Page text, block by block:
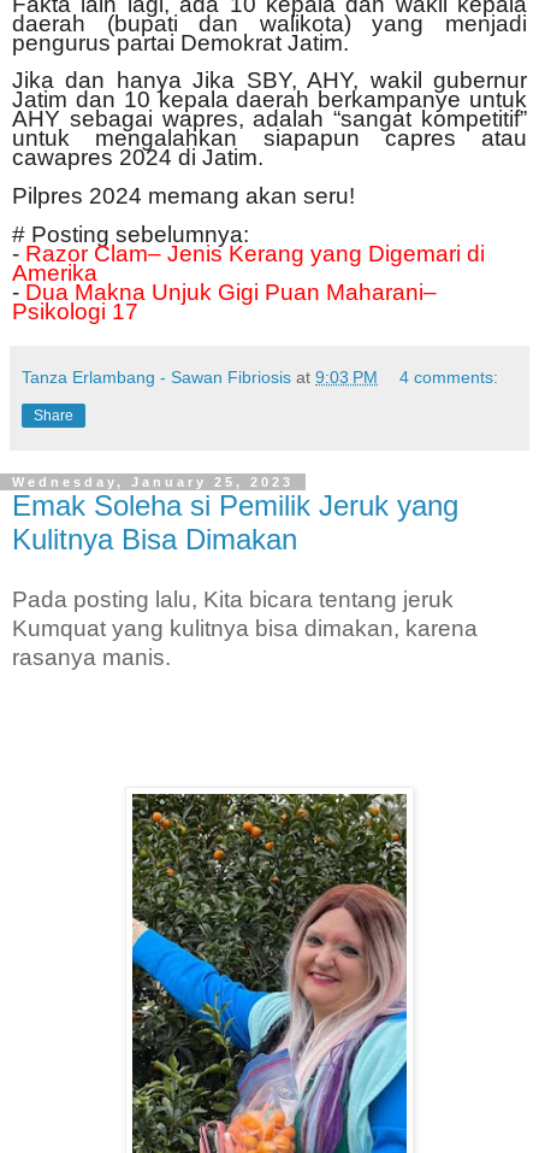
daerah (bupati dan walikota) yang menjadi
pengurus partai Demokrat Jatim.
Jika dan hanya Jika SBY, AHY, wakil gubernur
Jatim dan 10 kepala daerah berkampanye untuk
AHY sebagai wapres, adalah “sangat kompetitif”
untuk mengalahkan siapapun capres atau
cawapres 2024 di Jatim.
Pilpres 2024 memang akan seru!
# Posting sebelumnya:
- Razor Clam– Jenis Kerang yang Digemari di
Amerika
- Dua Makna Unjuk Gigi Puan Maharani–
Psikologi 17
Tanza Erlambang - Sawan Fibriosis at 9:03 PM 4 comments:
Share
Wednesday, January 25, 2023
Emak Soleha si Pemilik Jeruk yang
Kulitnya Bisa Dimakan
Pada posting lalu, Kita bicara tentang jeruk
Kumquat yang kulitnya bisa dimakan, karena
rasanya manis.